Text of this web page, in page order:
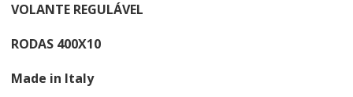
VOLANTE REGULÁVEL
RODAS 400X10
Made in Italy